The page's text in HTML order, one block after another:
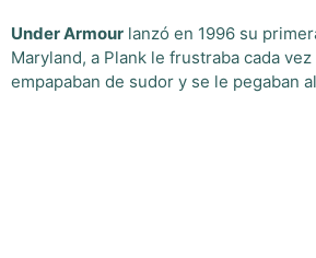
Under Armour lanzó en 1996 su
Maryland, a Plank le frustraba cada
empapaban de sudor y se le pegaban